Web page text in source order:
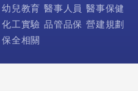
幼兒教育 醫事人員 醫事保健
化工實驗 品管品保 營建規劃
保全相關